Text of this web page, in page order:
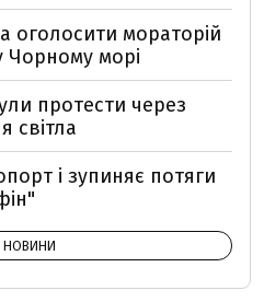
оголосити мораторій
Чорному морі
протести через
світла
і зупиняє потяги
НОВИНИ